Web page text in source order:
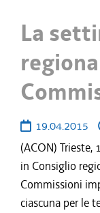
La
19.04.2015
(ACON) Trieste,
in Consiglio
Commissioni
ciascuna per le